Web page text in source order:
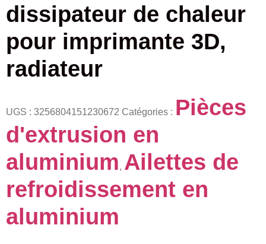
dissipateur de chaleur
pour imprimante 3D,
radiateur
UGS : 3256804151230672 Catégories : Pièces
d'extrusion en
aluminium, Ailettes de
refroidissement en
aluminium